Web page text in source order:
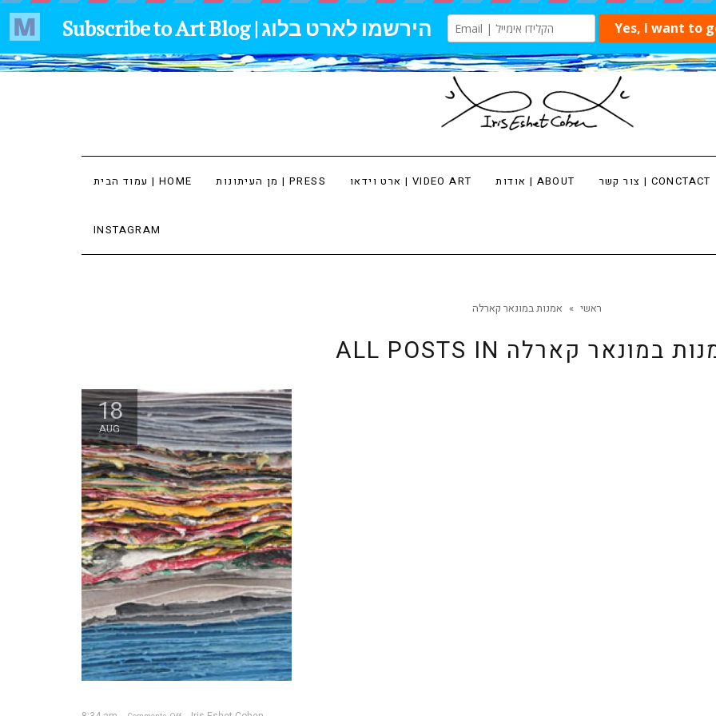
עמוד הבית | HOME מן העיתונות | PRESS ארט וידאו | VIDEO ART אודות | ABOUT צור קשר | CONCTACT
INSTAGRAM
ראשי » אמנות במונאר קארלה
ALL POSTS IN במונאר קארלה
18
AUG